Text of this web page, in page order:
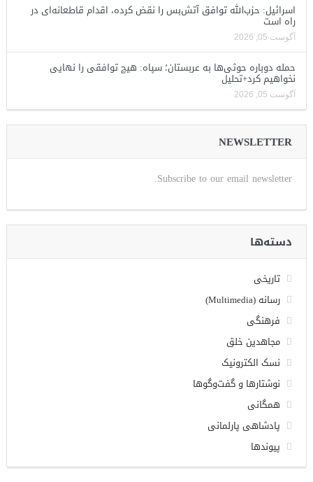
اسرائیل: حزب‌الله توافق آتش‌بس را نقض کرده، اقدام قاطعانه‌ای در
راه است
آگوست 05, 2026
حمله دوباره حوثی‌ها به عربستان؛ سپاه: هیچ توافقی را نهایی
نخواهیم کرد+تحلیل
آگوست 05, 2026
NEWSLETTER
Subscribe to our email newsletter.
دسته‌ها
تاریخی
رسانه (Multimedia)
فرهنگی
مجاهدین خلق
نسک الکترونیک
نوشتارها و گفت‌وگوها
همگانی
پادشاهی پارلمانی
پیوندها